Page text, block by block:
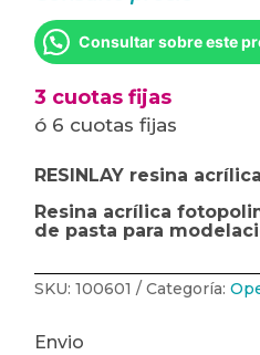
Consultar sobre este
3 cuotas fijas
ó 6 cuotas fijas
RESINLAY resina
Resina acrílica
de pasta para
SKU:100601 Categoría:
Envio